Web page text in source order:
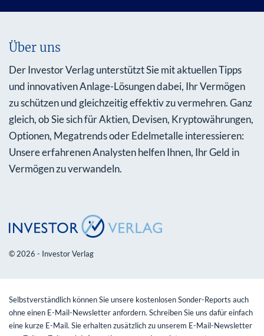
Über uns
Der Investor Verlag unterstützt Sie mit aktuellen Tipps
und innovativen Anlage-Lösungen dabei, Ihr Vermögen
zu schützen und gleichzeitig effektiv zu vermehren. Ganz
gleich, ob Sie sich für Aktien, Devisen, Kryptowährungen,
Optionen, Megatrends oder Edelmetalle interessieren:
Unsere erfahrenen Analysten helfen Ihnen, Ihr Geld in
Vermögen zu verwandeln.
© 2026 - Investor Verlag
Selbstverständlich können Sie unsere kostenlosen Sonder-Reports auch
ohne einen E-Mail-Newsletter anfordern. Schreiben Sie uns dafür einfach
eine kurze E-Mail. Sie erhalten zusätzlich zu unserem E-Mail-Newsletter